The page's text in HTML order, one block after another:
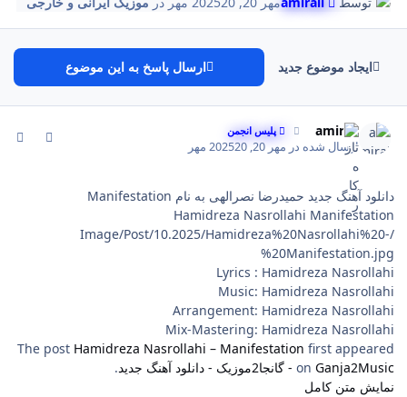
ایجاد موضوع جدید ارسال پاسخ به این موضوع
amirali پلیس انجمن
ارسال شده در مهر 20, 2025 20 مهر
دانلود آهنگ جدید حمیدرضا نصرالهی به نام Manifestation
Hamidreza Nasrollahi Manifestation
/Image/Post/10.2025/Hamidreza%20Nasrollahi%20-
%20Manifestation.jpg
Lyrics : Hamidreza Nasrollahi
Music: Hamidreza Nasrollahi
Arrangement: Hamidreza Nasrollahi
Mix-Mastering: Hamidreza Nasrollahi
The post Hamidreza Nasrollahi – Manifestation first appeared
on Ganja2Music - گانجا2موزیک - دانلود آهنگ جدید
.
نمایش متن کامل